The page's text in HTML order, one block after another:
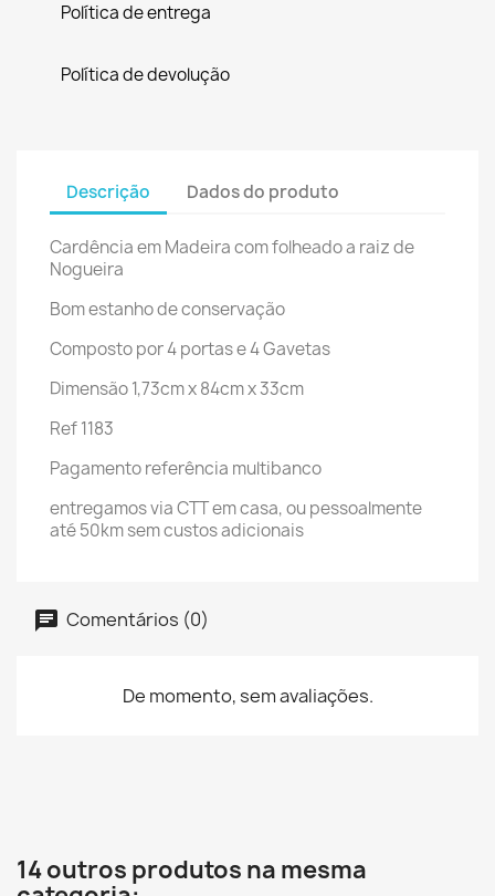
Política de entrega
Política de devolução
Descrição Dados do produto
Cardência em Madeira com folheado a raiz de
Nogueira
Bom estanho de conservação
Composto por 4 portas e 4 Gavetas
Dimensão 1,73cm x 84cm x 33cm
Ref 1183
Pagamento referência multibanco
entregamos via CTT em casa, ou pessoalmente
até 50km sem custos adicionais
Comentários (0)
De momento, sem avaliações.
14 outros produtos na mesma